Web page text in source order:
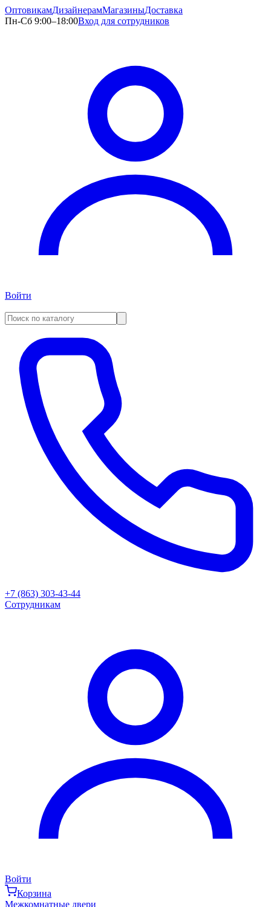
ОптовикамДизайнерамМагазиныДоставка
Пн-Сб 9:00–18:00Вход для сотрудников
Войти
+7 (863) 303-43-44
Сотрудникам
Войти
Корзина
Межкомнатные двери